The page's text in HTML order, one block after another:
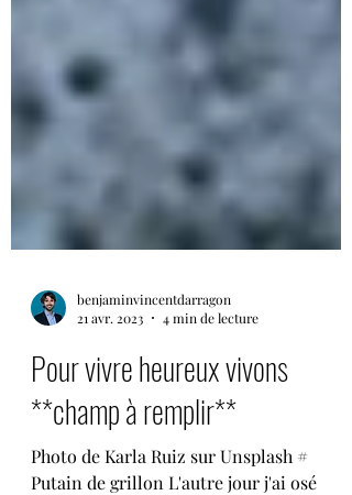
benjaminvincentdarragon
21 avr. 2023
4 min de lecture
Pour vivre heureux vivons
**champ à remplir**